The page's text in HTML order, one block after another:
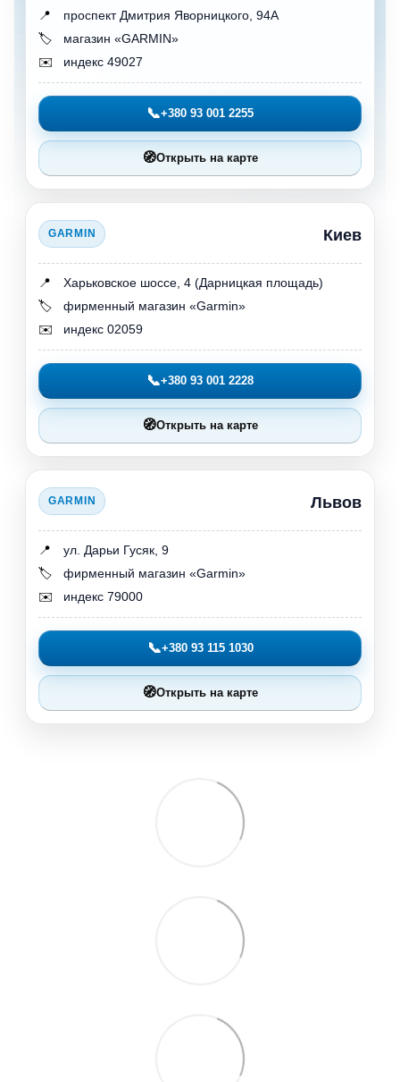
📍
проспект Дмитрия Яворницкого, 94А
🏷️
магазин «GARMIN»
✉️
индекс 49027
📞+380 93 001 2255
🧭Открыть на карте
GARMIN Киев
📍
Харьковское шоссе, 4 (Дарницкая площадь)
🏷️
фирменный магазин «Garmin»
✉️
индекс 02059
📞+380 93 001 2228
🧭Открыть на карте
GARMIN Львов
📍
ул. Дарьи Гусяк, 9
🏷️
фирменный магазин «Garmin»
✉️
индекс 79000
📞+380 93 115 1030
🧭Открыть на карте